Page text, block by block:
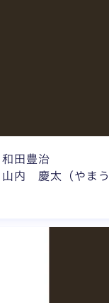
和田豊治
山内 慶太（やま